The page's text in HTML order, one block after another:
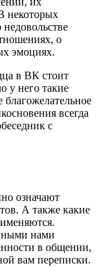
некоторых
о
эмоциях.
в ВК стоит
у него такие
всегда
с
означают
А также какие
нами
в общении,
вам переписки.